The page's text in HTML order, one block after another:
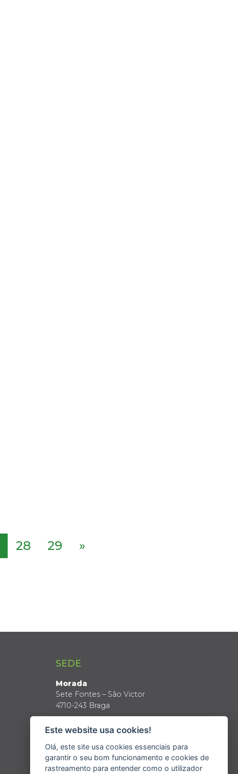
28 29 »
SEDE
Morada
Sete Fontes – São Victor
4710-243 Braga
Latitude: 41º 34’ N
Longitude: 8º 24’ W
Este website usa cookies!
Olá, este site usa cookies essenciais para
garantir o seu bom funcionamento e cookies de
rastreamento para entender como o utilizador